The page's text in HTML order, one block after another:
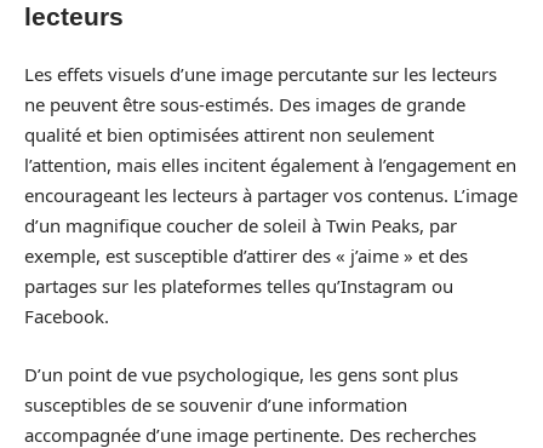
lecteurs
Les effets visuels d’une image percutante sur les lecteurs
ne peuvent être sous-estimés. Des images de grande
qualité et bien optimisées attirent non seulement
l’attention, mais elles incitent également à l’engagement en
encourageant les lecteurs à partager vos contenus. L’image
d’un magnifique coucher de soleil à Twin Peaks, par
exemple, est susceptible d’attirer des « j’aime » et des
partages sur les plateformes telles qu’Instagram ou
Facebook.
D’un point de vue psychologique, les gens sont plus
susceptibles de se souvenir d’une information
accompagnée d’une image pertinente. Des recherches